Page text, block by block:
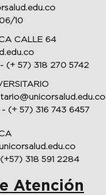
10
CALLE 64
57) 318 270 5742
(+ 57) 316 743 6457
318 591 2284
Atención